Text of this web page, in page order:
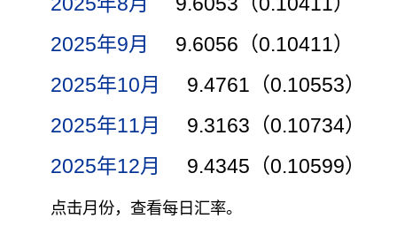
2025年9月
9.6056（0.10411）
2025年10月
9.4761（0.10553）
2025年11月
9.3163（0.10734）
2025年12月
9.4345（0.10599）
点击月份，查看每日汇率。